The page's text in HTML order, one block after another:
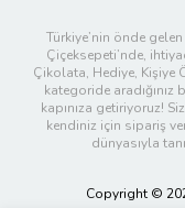
Türkiye’nin önde
Çiçeksepeti’nde,
Çikolata, Hediye, Kişiye
kategoride
kapınıza getiriyoruz!
kendiniz için sipariş
dünyasıyla
Copyright ©